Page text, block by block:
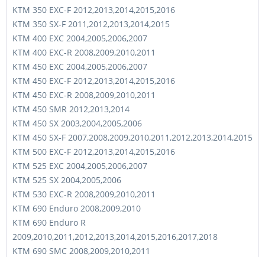
KTM 350 EXC-F 2012,2013,2014,2015,2016
KTM 350 SX-F 2011,2012,2013,2014,2015
KTM 400 EXC 2004,2005,2006,2007
KTM 400 EXC-R 2008,2009,2010,2011
KTM 450 EXC 2004,2005,2006,2007
KTM 450 EXC-F 2012,2013,2014,2015,2016
KTM 450 EXC-R 2008,2009,2010,2011
KTM 450 SMR 2012,2013,2014
KTM 450 SX 2003,2004,2005,2006
KTM 450 SX-F 2007,2008,2009,2010,2011,2012,2013,2014,2015
KTM 500 EXC-F 2012,2013,2014,2015,2016
KTM 525 EXC 2004,2005,2006,2007
KTM 525 SX 2004,2005,2006
KTM 530 EXC-R 2008,2009,2010,2011
KTM 690 Enduro 2008,2009,2010
KTM 690 Enduro R
2009,2010,2011,2012,2013,2014,2015,2016,2017,2018
KTM 690 SMC 2008,2009,2010,2011